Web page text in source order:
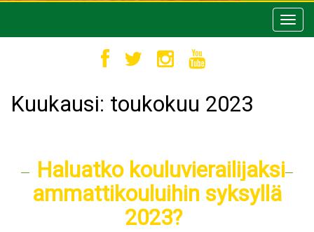
Kuukausi: toukokuu 2023
Haluatko kouluvierailijaksi
ammattikouluihin syksyllä
2023?